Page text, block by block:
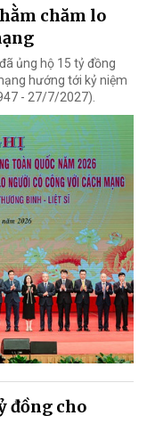
chăm lo
ủng hộ 15 tỷ đồng
hướng tới kỷ niệm
- 27/7/2027).
đồng cho